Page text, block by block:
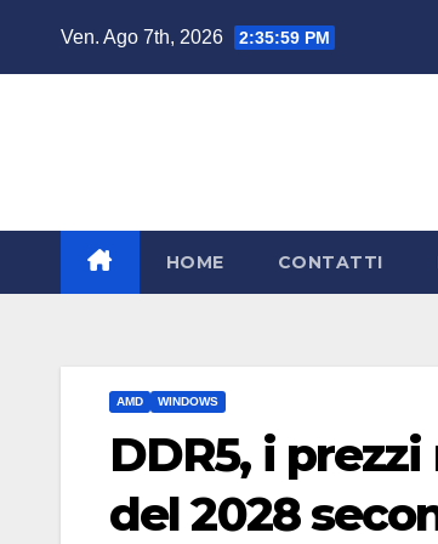
Ven. Ago 7th, 2026 2:35:59 PM
HOME CONTATTI
AMD WINDOWS
DDR5, i
del 2028